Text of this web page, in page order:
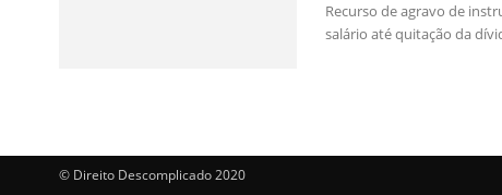
Recurso de agravo de
salário até quitação da
© Direito Descomplicado 2020